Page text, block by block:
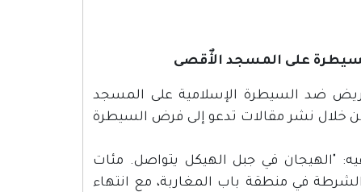
ضد السيطرة الإسلامية على المسجد
خلال نشر مقالات تدعو إلى فرض السيطرة
الدينية نشرت بتاريخ 7.10.2012 خبرًا جاء فيه: "الهيجان في جبل الهيكل يتواصل. مئات
في منطقة باب المغاربة، مع انتهاء